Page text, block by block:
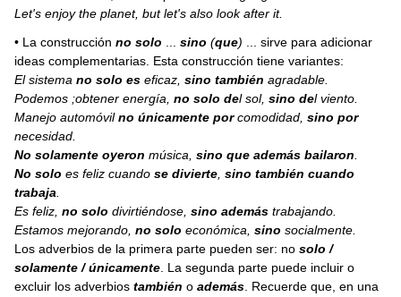
Let's enjoy the planet, but let's also look after it.
• La construcciónno solo ...sino(que)
... sirve para adicionar
ideas complementarias. Esta construcción tiene variantes:
El sistemano solo es eficaz,sino también agradable.
Podemos ;obtener energía,no solo del sol,sino del viento.
Manejo automóvilno únicamente porcomodidad,sino por
necesidad.
No solamente oyeron música,sino que además bailaron
No solo es feliz cuandose divierte ,sino también cuando
trabaja
Es feliz,no solo divirtiéndose,sino además trabajando.
Estamos mejorando,no solo económica,sino socialmente.
Los adverbios de la primera parte pueden ser: nosolo /
solamente / únicamente . La segunda parte puede incluir o
excluir los adverbiostambién oademás . Recuerde que, en una